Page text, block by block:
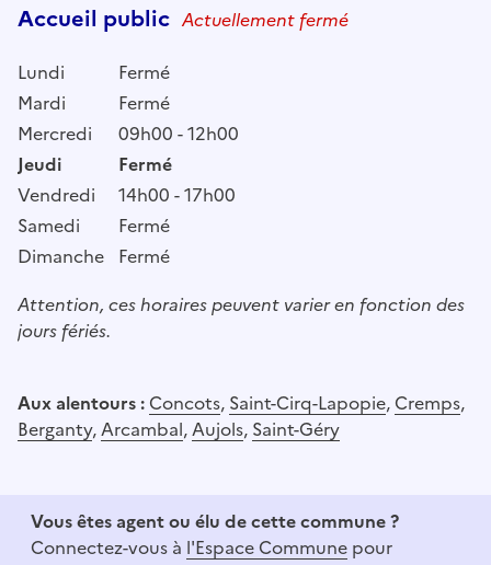
Accueil public Actuellement fermé
Lundi
Fermé
Mardi
Fermé
Mercredi
09h00 - 12h00
Jeudi
Fermé
Vendredi
14h00 - 17h00
Samedi
Fermé
Dimanche Fermé
Attention, ces horaires peuvent varier en fonction des
jours fériés.
Aux alentours : Concots, Saint-Cirq-Lapopie, Cremps,
Berganty,Arcambal,Aujols, Saint-Géry
Vous êtes agent ou élu de cette commune ?
Connectez-vous à l'Espace Commune pour